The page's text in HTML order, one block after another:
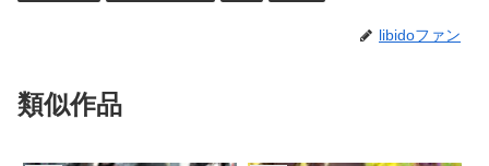
libidoファン
類似作品